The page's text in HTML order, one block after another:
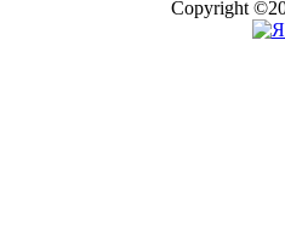
Copyright